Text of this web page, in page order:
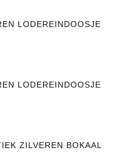
LODEREINDOOSJE
LODEREINDOOSJE
ZILVEREN BOKAAL